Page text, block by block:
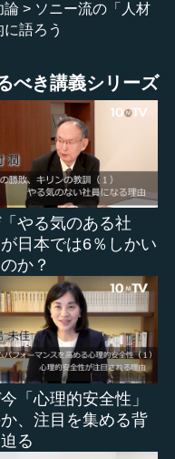
世界に対して打って出
。エンタテインメント
を聞くことでヒントが
。ソニーでは尖った
む、というお話もあり
さい方が多いでしょう
せん」とか「経理の精
る方も多いと思いま
組み合わせが大事
ター型の人とマネジメ
事というところです。
俵でやらなきゃという
、気配りができて目配
ネジメント型の人が評
論
ソニー流の「人材
語ろう
べき講義シリーズ
やる気のある社
日本では6％しかい
か？
「心理的安全性」
、注目を集める背
る